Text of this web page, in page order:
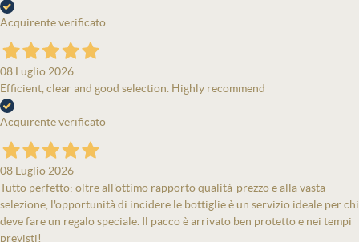
Acquirente verificato
08 Luglio 2026
Efficient, clear and good selection. Highly recommend
Acquirente verificato
08 Luglio 2026
Tutto perfetto: oltre all'ottimo rapporto qualità-prezzo e alla vasta
selezione, l'opportunità di incidere le bottiglie è un servizio ideale per chi
deve fare un regalo speciale. Il pacco è arrivato ben protetto e nei tempi
previsti!